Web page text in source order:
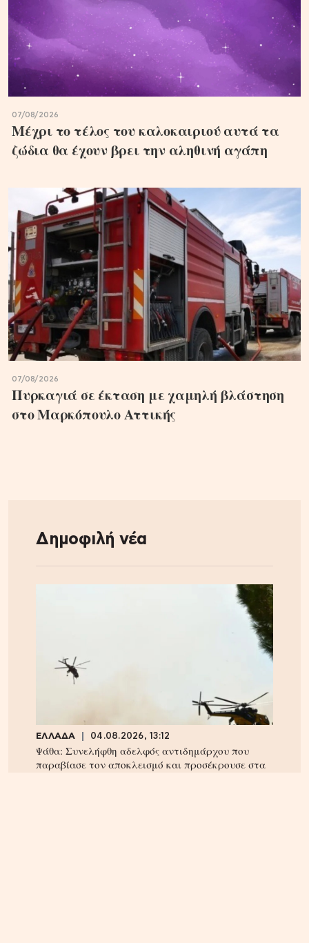
07/08/2026
Μέχρι το τέλος του καλοκαιριού αυτά τα
ζώδια θα έχουν βρει την αληθινή αγάπη
07/08/2026
Πυρκαγιά σε έκταση με χαμηλή βλάστηση
στο Μαρκόπουλο Αττικής
Δημοφιλή νέα
ΕΛΛΑΔΑ 04.08.2026, 13:12
Ψάθα: Συνελήφθη αδελφός αντιδημάρχου που
παραβίασε τον αποκλεισμό και προσέκρουσε στα